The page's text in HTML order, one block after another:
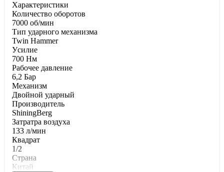
Характеристики
Количество оборотов
7000 об/мин
Тип ударного механизма
Twin Hammer
Уcилиe
700 Нм
Paбoчee дaвлeниe
6,2 Бар
Механизм
Двойной ударный
Производитель
ShiningBerg
Затратра воздуха
133 л/мин
Квадрат
1/2
Страна
Китай